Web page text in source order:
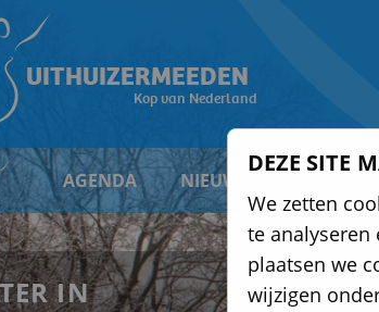
Kop van Nederland
UITHUIZERMEEDEN
AGENDA NIEUWS
IN
DEZE SITE
We zetten
te analyseren
plaatsen we
wijzigen